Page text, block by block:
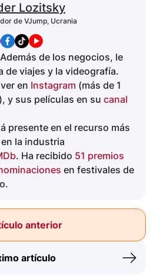
Lozitsky
de VJump, Ucrania
de los negocios, le
de viajes y la videografía.
en Instagram (más de 1
y sus películas en su canal
presente en el recurso más
la industria
. Ha recibido 51 premios
en festivales de
anterior
artículo